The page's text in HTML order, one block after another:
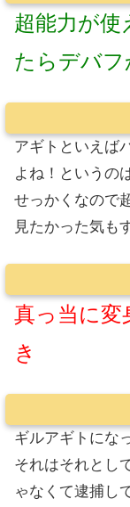
超能力が使
たらデバ
アギトといえば
よね！というの
せっかくなので
見たかった気も
真っ当に変
き
ギルアギトにな
それはそれとし
ゃなくて逮捕し